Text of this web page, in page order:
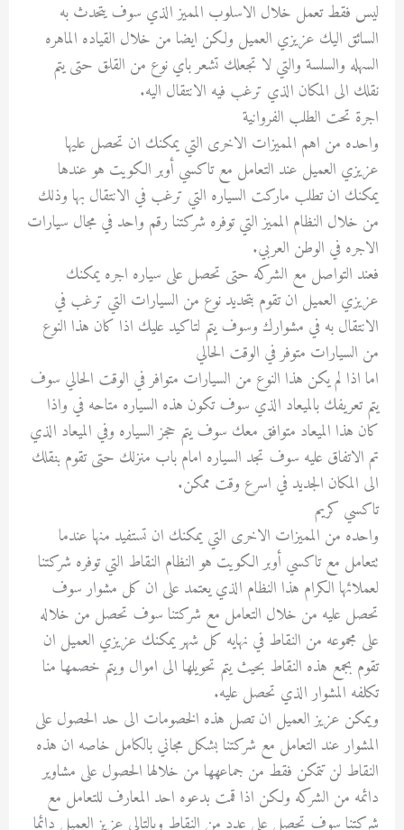
ليس فقط تعمل خلال الاسلوب المميز الذي سوف يتحدث به
السائق اليك عزيزي العميل ولكن ايضا من خلال القياده الماهره
السهله والسلسة والتي لا تجعلك تشعر باي نوع من القلق حتى يتم
نقلك الى المكان الذي ترغب فيه الانتقال اليه.
اجرة تحت الطلب الفروانية
واحده من اهم المميزات الاخرى التي يمكنك ان تحصل عليها
عزيزي العميل عند التعامل مع تاكسي أوبر الكويت هو عندها
يمكنك ان تطلب ماركت السياره التي ترغب في الانتقال بها وذلك
من خلال النظام المميز التي توفره شركتنا رقم واحد في مجال سيارات
الاجره في الوطن العربي.
فعند التواصل مع الشركه حتى تحصل على سياره اجره يمكنك
عزيزي العميل ان تقوم بتحديد نوع من السيارات التي ترغب في
الانتقال به في مشوارك وسوف يتم لتاكيد عليك اذا كان هذا النوع
من السيارات متوفر في الوقت الحالي
اما اذا لم يكن هذا النوع من السيارات متوافر في الوقت الحالي سوف
يتم تعريفك بالميعاد الذي سوف تكون هذه السياره متاحه في واذا
كان هذا الميعاد متوافق معك سوف يتم حجز السياره وفي الميعاد الذي
تم الاتفاق عليه سوف تجد السياره امام باب منزلك حتى تقوم بنقلك
الى المكان الجديد في اسرع وقت ممكن.
تاكسي كريم
واحده من المميزات الاخرى التي يمكنك ان تستفيد منها عندما
تتعامل مع تاكسي أوبر الكويت هو النظام النقاط التي توفره شركتنا
لعملائها الكرام هذا النظام الذي يعتمد على ان كل مشوار سوف
تحصل عليه من خلال التعامل مع شركتنا سوف تحصل من خلاله
على مجموعه من النقاط في نهايه كل شهر يمكنك عزيزي العميل ان
تقوم بجمع هذه النقاط بحيث يتم تحويلها الى اموال ويتم خصمها منا
تكلفه المشوار الذي تحصل عليه.
ويمكن عزيز العميل ان تصل هذه الخصومات الى حد الحصول على
المشوار عند التعامل مع شركتنا بشكل مجاني بالكامل خاصه ان هذه
النقاط لن تتمكن فقط من جماعهها من خلالها الحصول على مشاوير
دائمه من الشركه ولكن اذا قمت بدعوه احد المعارف للتعامل مع
شركتنا سوف تحصل على عدد من النقاط وبالتالي عزيز العميل دائما